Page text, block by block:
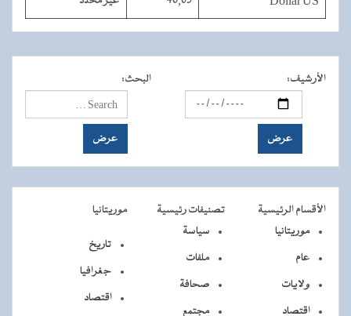
الأرشيف: البحث:
الأقسام الرئيسية تصنيفات رئيسية
موريتانيا
موريتانيا
عام
ولايات
اقتصاد
سياسة
ملفات
صحافة
مجتمع
تاريخ
جغرافيا
اقتصاد